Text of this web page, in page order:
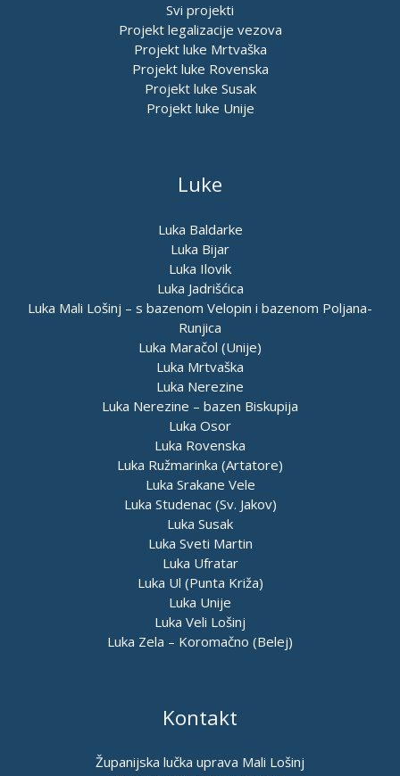
Svi projekti
Projekt legalizacije vezova
Projekt luke Mrtvaška
Projekt luke Rovenska
Projekt luke Susak
Projekt luke Unije
Luke
Luka Baldarke
Luka Bijar
Luka Ilovik
Luka Jadrišćica
Luka Mali Lošinj – s bazenom Velopin i bazenom Poljana-
Runjica
Luka Maračol (Unije)
Luka Mrtvaška
Luka Nerezine
Luka Nerezine – bazen Biskupija
Luka Osor
Luka Rovenska
Luka Ružmarinka (Artatore)
Luka Srakane Vele
Luka Studenac (Sv. Jakov)
Luka Susak
Luka Sveti Martin
Luka Ufratar
Luka Ul (Punta Križa)
Luka Unije
Luka Veli Lošinj
Luka Zela – Koromačno (Belej)
Kontakt
Županijska lučka uprava Mali Lošinj